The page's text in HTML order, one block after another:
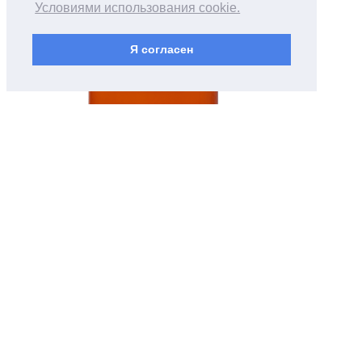
Условиями использования cookie.
Я согласен